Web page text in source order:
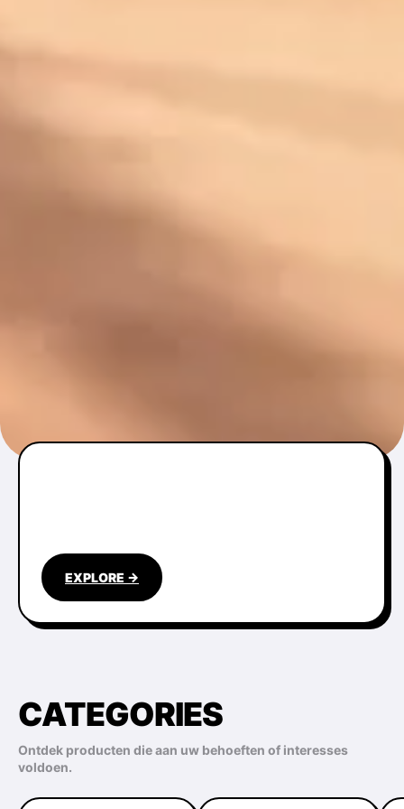
EXPLORE →
CATEGORIES
Ontdek producten die aan uw behoeften of interesses
voldoen.